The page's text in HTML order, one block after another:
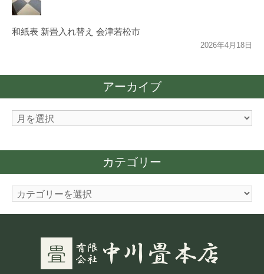
和紙表 新畳入れ替え 会津若松市
2026年4月18日
アーカイブ
ア
カ
カテゴリー
カ